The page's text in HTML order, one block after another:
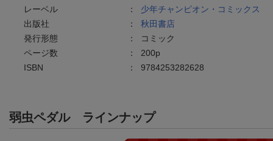
レーベル
： 少年チャンピオン・コミックス
出版社
： 秋田書店
発行形態
：
コミック
ページ数
： 200p
ISBN
： 9784253282628
弱虫ペダルラインナップ